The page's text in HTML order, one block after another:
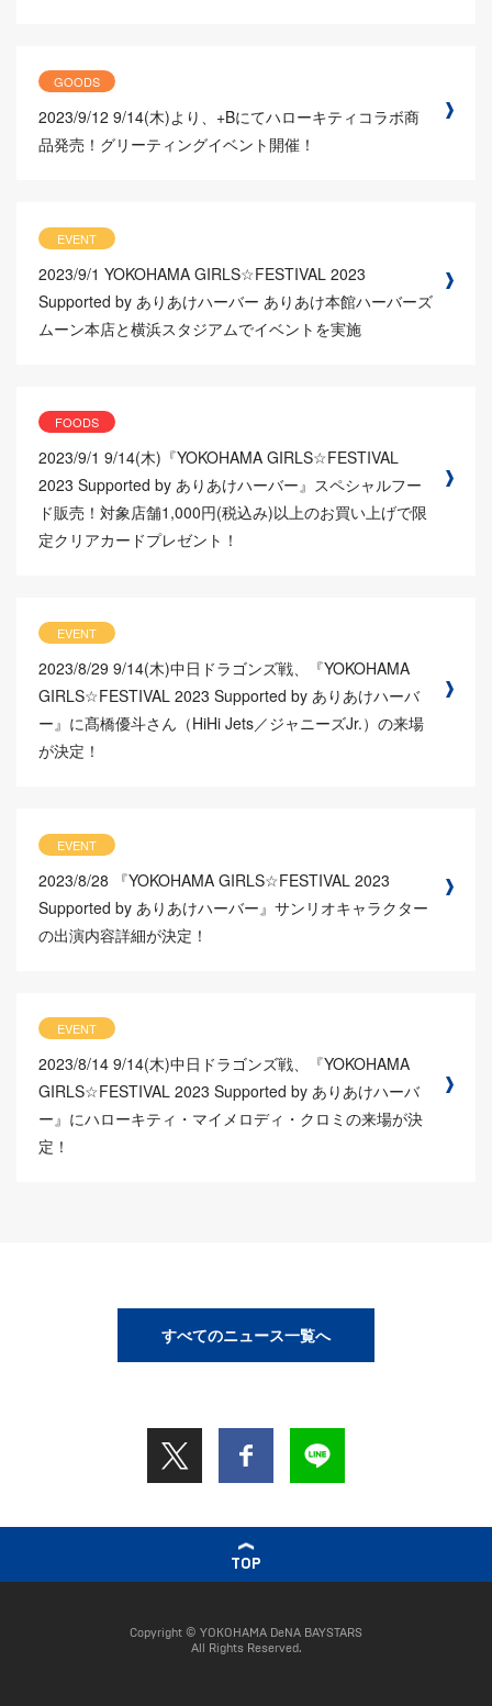
GOODS
2023/9/12 9/14(木)より、+Bにてハローキティコラボ商
品発売！グリーティングイベント開催！
EVENT
2023/9/1 YOKOHAMA GIRLS☆FESTIVAL 2023
Supported by ありあけハーバー ありあけ本館ハーバーズ
ムーン本店と横浜スタジアムでイベントを実施
FOODS
2023/9/1 9/14(木)『YOKOHAMA GIRLS☆FESTIVAL
2023 Supported by ありあけハーバー』スペシャルフー
ド販売！対象店舗1,000円(税込み)以上のお買い上げで限
定クリアカードプレゼント！
EVENT
2023/8/29 9/14(木)中日ドラゴンズ戦、『YOKOHAMA
GIRLS☆FESTIVAL 2023 Supported by ありあけハーバ
ー』に髙橋優斗さん（HiHi Jets／ジャニーズJr.）の来場
が決定！
EVENT
2023/8/28
『YOKOHAMA GIRLS☆FESTIVAL 2023
Supported by ありあけハーバー』サンリオキャラクター
の出演内容詳細が決定！
EVENT
2023/8/14 9/14(木)中日ドラゴンズ戦、『YOKOHAMA
GIRLS☆FESTIVAL 2023 Supported by ありあけハーバ
ー』にハローキティ・マイメロディ・クロミの来場が決
定！
すべてのニュース一覧へ
TOP
Copyright © YOKOHAMA DeNA BAYSTARS
All Rights Reserved.